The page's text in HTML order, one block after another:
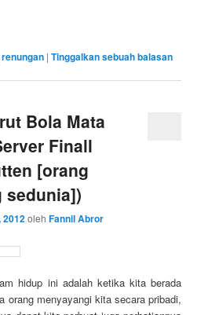
renungan |Tinggalkan sebuah balasan
Bola Mata
Finall
[orang
sedunia])
2012olehFannil Abror
hidup ini adalah ketika kita berada
orang menyayangi kita secara pribadi,